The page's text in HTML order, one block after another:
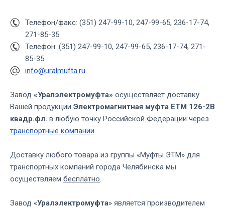
Телефон/факс: (351) 247-99-10, 247-99-65, 236-17-74,
271-85-35
Телефон: (351) 247-99-10, 247-99-65, 236-17-74, 271-
85-35
info@uralmufta.ru
Завод «Уралэлектромуфта» осуществляет доставку
Вашей продукции Электромагнитная муфта ЕТМ 126-2В
квадр.фл. в любую точку Российской Федерации через
транспортные компании
Доставку любого товара из группы «Муфты ЭТМ» для
транспортных компаний города Челябинска мы
осуществляем бесплатно.
Завод «Уралэлектромуфта» является производителем